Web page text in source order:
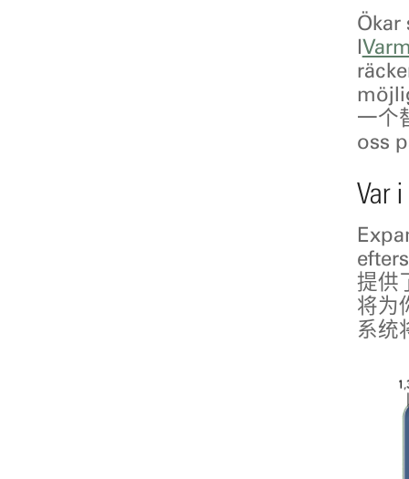
I
一个
oss
Var
提供
将为
系统